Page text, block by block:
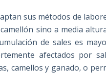
sus métodos de
sino a media
de sales es
afectados por
camellos y ganado, o